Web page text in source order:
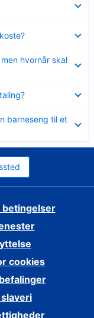
hvornår skal
barneseng til et
betingelser
cookies